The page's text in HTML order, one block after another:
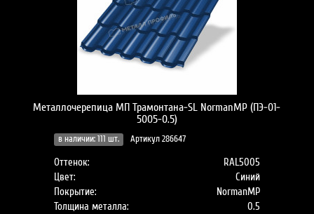
Металлочерепица МП Трамонтана-SL NormanMP (ПЭ-01-
5005-0.5)
в наличии: 111 шт. Артикул 286647
Оттенок:
RAL5005
Цвет:
Синий
Покрытие:
NormanMP
Толщина металла:
0.5